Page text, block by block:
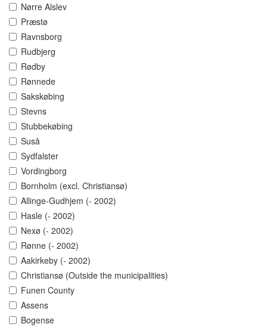
Nørre Alslev
Præstø
Ravnsborg
Rudbjerg
Rødby
Rønnede
Sakskøbing
Stevns
Stubbekøbing
Suså
Sydfalster
Vordingborg
Bornholm (excl. Christiansø)
Allinge-Gudhjem (- 2002)
Hasle (- 2002)
Nexø (- 2002)
Rønne (- 2002)
Aakirkeby (- 2002)
Christiansø (Outside the municipalities)
Funen County
Assens
Bogense